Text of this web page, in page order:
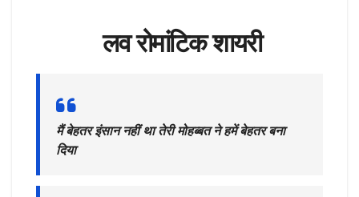
लव रोमांटिक शायरी
मैं बेहतर इंसान नहीं था तेरी मोहब्बत ने हमें बेहतर बना
दिया